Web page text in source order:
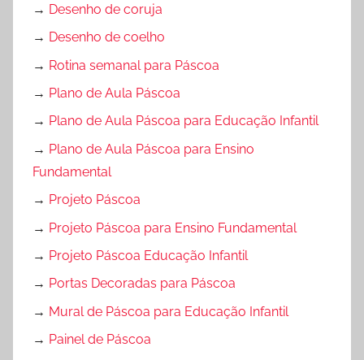
→ Desenho de coruja
→ Desenho de coelho
→ Rotina semanal para Páscoa
→ Plano de Aula Páscoa
→ Plano de Aula Páscoa para Educação Infantil
→ Plano de Aula Páscoa para Ensino
Fundamental
→ Projeto Páscoa
→ Projeto Páscoa para Ensino Fundamental
→ Projeto Páscoa Educação Infantil
→ Portas Decoradas para Páscoa
→ Mural de Páscoa para Educação Infantil
→ Painel de Páscoa